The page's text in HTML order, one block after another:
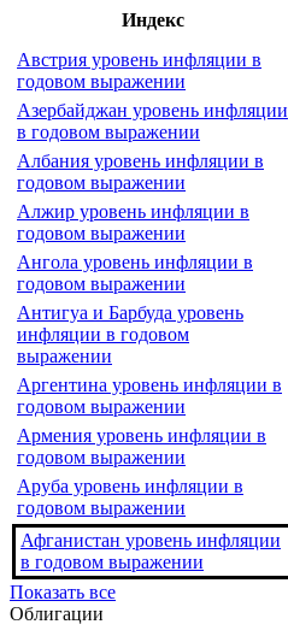
Индекс
Австрия уровень инфляции в
годовом выражении
Азербайджан уровень инфляции
в годовом выражении
Албания уровень инфляции в
годовом выражении
Алжир уровень инфляции в
годовом выражении
Ангола уровень инфляции в
годовом выражении
Антигуа и Барбуда уровень
инфляции в годовом
выражении
Аргентина уровень инфляции в
годовом выражении
Армения уровень инфляции в
годовом выражении
Аруба уровень инфляции в
годовом выражении
Афганистан уровень инфляции
в годовом выражении
Показать все
Облигации